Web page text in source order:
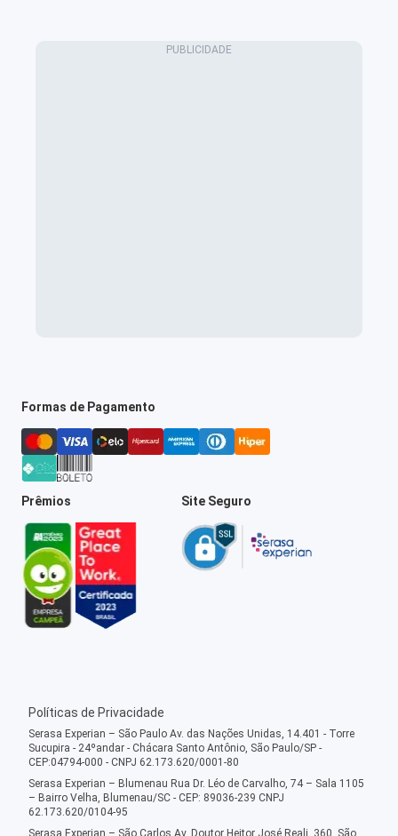
Formas de Pagamento
Prêmios Site Seguro
Políticas de Privacidade
Serasa Experian – São Paulo Av. das Nações Unidas, 14.401 - Torre
Sucupira - 24ºandar - Chácara Santo Antônio, São Paulo/SP -
CEP:04794-000 - CNPJ 62.173.620/0001-80
Serasa Experian – Blumenau Rua Dr. Léo de Carvalho, 74 – Sala 1105
– Bairro Velha, Blumenau/SC - CEP: 89036-239 CNPJ
62.173.620/0104-95
Serasa Experian – São Carlos Av. Doutor Heitor José Reali, 360, São